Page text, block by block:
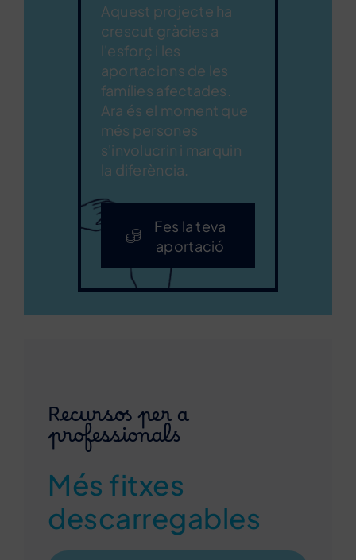
Aquest projecte ha
crescut gràcies a
l'esforç i les
aportacions de les
famílies afectades.
Ara és el moment que
més persones
s'involucrin i marquin
la diferència.
Fes la teva
aportació
Recursos per a
professionals
Més fitxes
descarregables